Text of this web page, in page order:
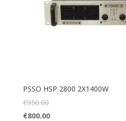
PSSO HSP 2800 2X1400W
€950.00
€800.00